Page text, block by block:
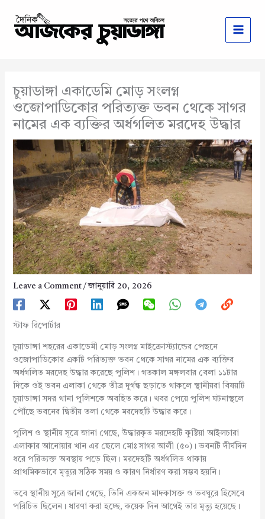
content
চুয়াডাঙ্গা একাডেমি মোড় সংলগ্ন
ওজোপাডিকোর পরিত্যক্ত ভবন থেকে সাগর
নামের এক ব্যক্তির অর্ধগলিত মরদেহ উদ্ধার
Leave a Comment /জানুয়ারি 20, 2026
স্টাফ রিপোর্টার
চুয়াডাঙ্গা শহরের একাডেমী মোড় সংলগ্ন মাইক্রোস্ট্যান্ডের পেছনে
ওজোপাডিকোর একটি পরিত্যক্ত ভবন থেকে সাগর নামের এক ব্যক্তির
অর্ধগলিত মরদেহ উদ্ধার করেছে পুলিশ। গতকাল মঙ্গলবার বেলা ১১টার
দিকে ওই ভবন এলাকা থেকে তীব্র দুর্গন্ধ ছড়াতে থাকলে স্থানীয়রা বিষয়টি
চুয়াডাঙ্গা সদর থানা পুলিশকে অবহিত করে। খবর পেয়ে পুলিশ ঘটনাস্থলে
পৌঁছে ভবনের দ্বিতীয় তলা থেকে মরদেহটি উদ্ধার করে।
পুলিশ ও স্থানীয় সূত্রে জানা গেছে, উদ্ধারকৃত মরদেহটি কুষ্টিয়া আইলচারা
এলাকার আনোয়ার খান এর ছেলে মোঃ সাগর আলী (৫০)। ভবনটি দীর্ঘদিন
ধরে পরিত্যক্ত অবস্থায় পড়ে ছিল। মরদেহটি অর্ধগলিত থাকায়
প্রাথমিকভাবে মৃত্যুর সঠিক সময় ও কারণ নির্ধারণ করা সম্ভব হয়নি।
তবে স্থানীয় সুত্রে জানা গেছে, তিনি একজন মাদকাসক্ত ও ভবঘুরে হিসেবে
পরিচিত ছিলেন। ধারণা করা হচ্ছে, কয়েক দিন আগেই তার মৃত্যু হয়েছে।